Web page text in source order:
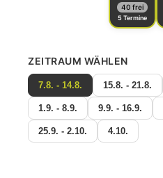
40 frei
5 Termine
ZEITRAUM WÄHLEN
7.8. - 14.8. 15.8. - 21.8.
1.9. - 8.9. 9.9. - 16.9.
25.9. - 2.10. 4.10.